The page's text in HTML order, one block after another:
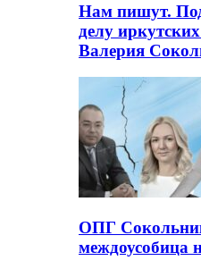
Нам пишут.
делу
Валерия
ОПГ
междоусобица